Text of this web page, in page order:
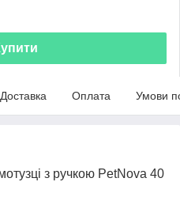
Доставка Оплата Умови
з ручкою PetNova 40